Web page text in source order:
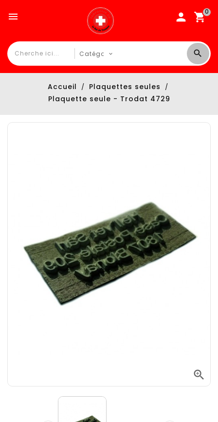
0

Accueil
Plaquettes seules
Plaquette seule - Trodat 4729
